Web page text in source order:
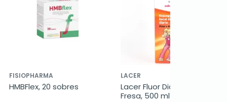
FISIOPHARMA
HMBFlex, 20 sobres
LACER
Lacer Fluor Diario 0,05%
Fresa, 500 ml